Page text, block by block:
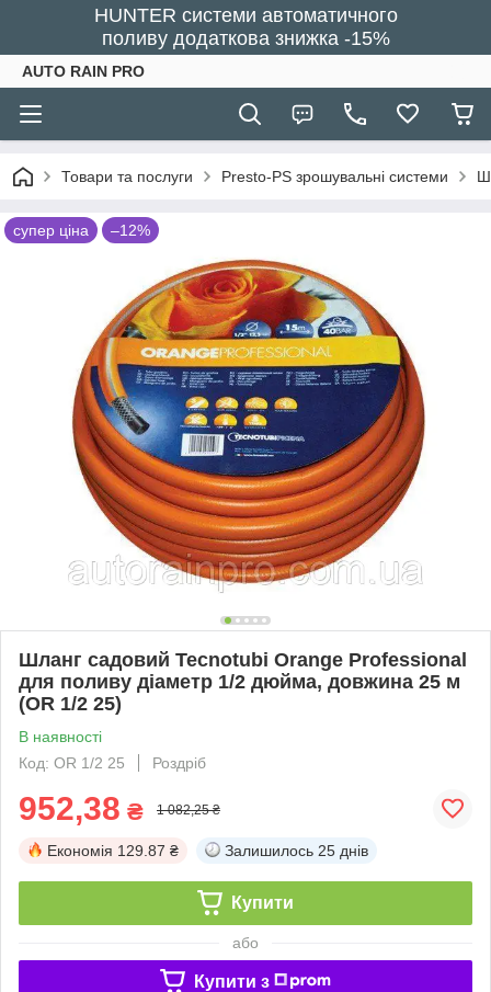
HUNTER системи автоматичного
поливу додаткова знижка -15%
AUTO RAIN PRO
Товари та послуги Presto-PS зрошувальні системи
супер ціна –12%
Шланг садовий Tecnotubi Orange Professional
для поливу діаметр 1/2 дюйма, довжина 25 м
(OR 1/2 25)
В наявності
Код: OR 1/2 25
Роздріб
952,38 ₴ 1 082,25 ₴
Економія 129.87 ₴ Залишилось 25 днів
Купити
або
Купити з